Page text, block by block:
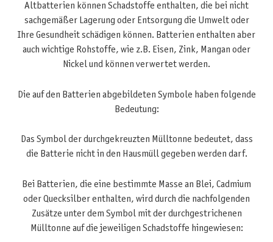
Altbatterien können Schadstoffe enthalten, die bei nicht
sachgemäßer Lagerung oder Entsorgung die Umwelt oder
Ihre Gesundheit schädigen können. Batterien enthalten aber
auch wichtige Rohstoffe, wie z.B. Eisen, Zink, Mangan oder
Nickel und können verwertet werden.
Die auf den Batterien abgebildeten Symbole haben folgende
Bedeutung:
Das Symbol der durchgekreuzten Mülltonne bedeutet, dass
die Batterie nicht in den Hausmüll gegeben werden darf.
Bei Batterien, die eine bestimmte Masse an Blei, Cadmium
oder Quecksilber enthalten, wird durch die nachfolgenden
Zusätze unter dem Symbol mit der durchgestrichenen
Mülltonne auf die jeweiligen Schadstoffe hingewiesen: